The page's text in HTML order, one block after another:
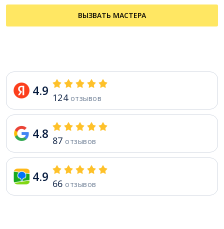
ВЫЗВАТЬ МАСТЕРА
4.9 124отзывов
4.8 87 отзывов
4.9 66 отзывов